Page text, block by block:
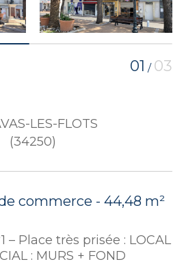
01 / 03
LES-FLOTS
(34250)
commerce - 44,48 m²
– Place très prisée : LOCAL
: MURS + FOND